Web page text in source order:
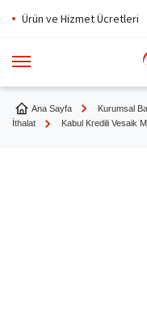
Ürün ve Hizmet Ücretleri
Ana Sayfa Kurumsal
İthalat
Kabul Kredili Vesaik